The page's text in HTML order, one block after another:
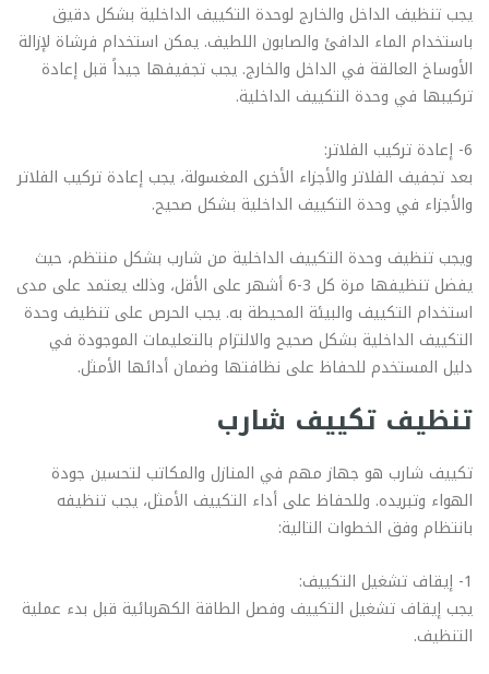
يجب تنظيف الداخل والخارج لوحدة التكييف الداخلية بشكل دقيق
باستخدام الماء الدافئ والصابون اللطيف. يمكن استخدام فرشاة لإزالة
الأوساخ العالقة في الداخل والخارج. يجب تجفيفها جيداً قبل إعادة
تركيبها في وحدة التكييف الداخلية.
6- إعادة تركيب الفلاتر:
بعد تجفيف الفلاتر والأجزاء الأخرى المغسولة، يجب إعادة تركيب الفلاتر
والأجزاء في وحدة التكييف الداخلية بشكل صحيح.
ويجب تنظيف وحدة التكييف الداخلية من شارب بشكل منتظم، حيث
يفضل تنظيفها مرة كل 3-6 أشهر على الأقل، وذلك يعتمد على مدى
استخدام التكييف والبيئة المحيطة به. يجب الحرص على تنظيف وحدة
التكييف الداخلية بشكل صحيح والالتزام بالتعليمات الموجودة في
دليل المستخدم للحفاظ على نظافتها وضمان أدائها الأمثل.
تنظيف تكييف شارب
تكييف شارب هو جهاز مهم في المنازل والمكاتب لتحسين جودة
الهواء وتبريده. وللحفاظ على أداء التكييف الأمثل، يجب تنظيفه
بانتظام وفق الخطوات التالية:
1- إيقاف تشغيل التكييف:
يجب إيقاف تشغيل التكييف وفصل الطاقة الكهربائية قبل بدء عملية
التنظيف.